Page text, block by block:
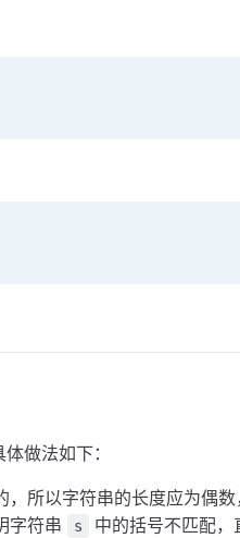
做法如下：
所以字符串的长度应为偶
字符串
s 中的括号不匹配，